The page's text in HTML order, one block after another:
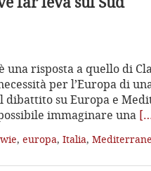
una risposta a quello di
per l’Europa di
dibattito su Europa e
immaginare una
, europa, Italia,